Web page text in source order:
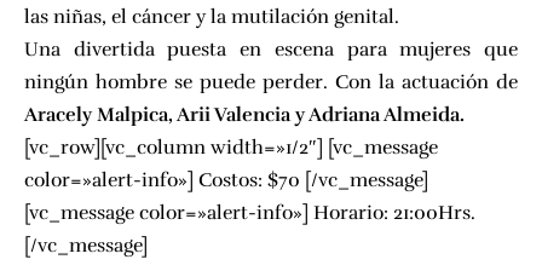
las niñas, el cáncer y la mutilación genital.
Una divertida puesta en escena para mujeres que
ningún hombre se puede perder. Con la actuación de
Aracely Malpica, Arii Valencia y Adriana Almeida.
[vc_row][vc_column width=»1/2″] [vc_message
color=»alert-info»] Costos: $70 [/vc_message]
[vc_message color=»alert-info»] Horario: 21:00Hrs.
[/vc_message]